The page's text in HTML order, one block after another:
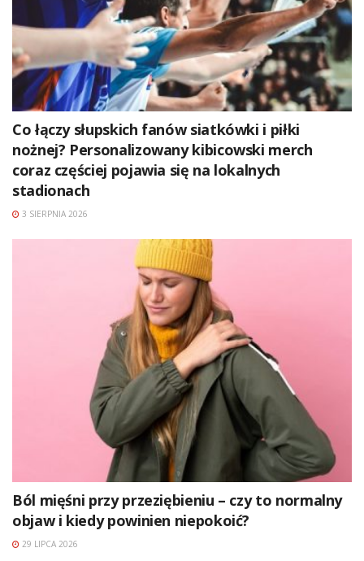
Co łączy słupskich fanów siatkówki i piłki
nożnej? Personalizowany kibicowski merch
coraz częściej pojawia się na lokalnych
stadionach
3 SIERPNIA 2026
Ból mięśni przy przeziębieniu – czy to normalny
objaw i kiedy powinien niepokoić?
29 LIPCA 2026